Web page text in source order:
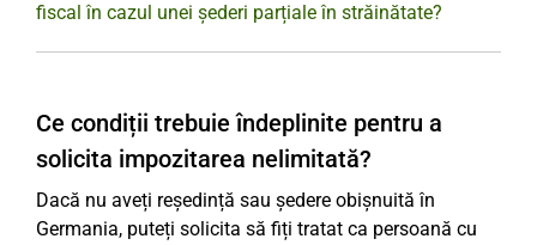
fiscal în cazul unei șederi parțiale în străinătate?
Ce condiții trebuie îndeplinite pentru a
solicita impozitarea nelimitată?
Dacă nu aveți reședință sau ședere obișnuită în
Germania, puteți solicita să fiți tratat ca persoană cu